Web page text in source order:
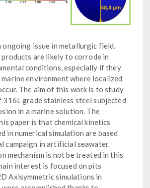
issue in metallurgic field.
are likely to corrode in
conditions, especially if they
environment where localized
The aim of this work is to study
grade stainless steel subjected
in a marine solution. The
paper is that chemical kinetics
in numerical simulation are based
campaign in artificial seawater.
mechanism is not be treated in this
interest is focused on pits
Axisymmetric simulations in